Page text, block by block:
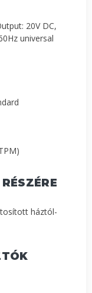
20V DC,
universal
háztól-